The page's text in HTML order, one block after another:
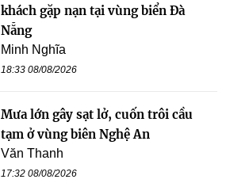
khách gặp nạn tại vùng biển Đà
Nẵng
Minh Nghĩa
18:33 08/08/2026
Mưa lớn gây sạt lở, cuốn trôi cầu
tạm ở vùng biên Nghệ An
Văn Thanh
17:32 08/08/2026